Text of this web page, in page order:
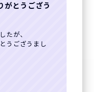
がとうござう
たが、
うござうまし